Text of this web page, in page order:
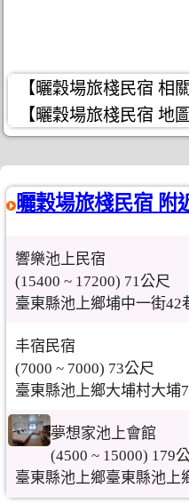
【曬穀場旅棧民宿 相
【曬穀場旅棧民宿 地
曬穀場旅棧民宿 附
響樂池上民宿
(15400 ~ 17200) 71公尺
臺東縣池上鄉埔中一街42
丰宿民宿
(7000 ~ 7000) 73公尺
臺東縣池上鄉大埔村大埔
夢想家池上會館
(4500 ~ 15000) 179
臺東縣池上鄉臺東縣池上